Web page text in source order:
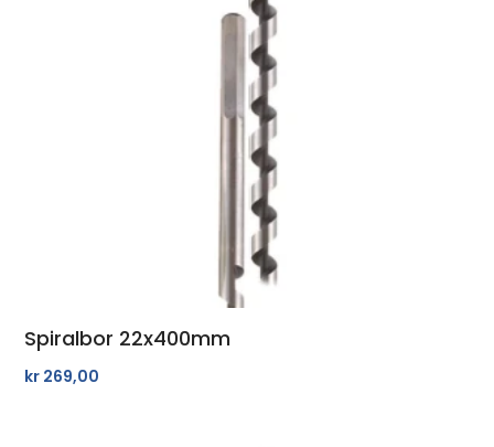
Spiralbor 22x400mm
kr 269,00